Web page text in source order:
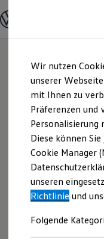
Hauptinhalt
springen
Footer
springen
Modelle und
Modelle
Elektroautos
ENERGY
SUV und CUV
Kombis
Sportwagen
Schnell
Angebote und
Aktuelle
E-Auto-
Volkswagen
Junge
Wir nutzen
unserer
mit Ihnen zu
Präferenzen und
Personalisierung
Diese können
Cookie Manager
unseren
Richtlinie und
Folgende